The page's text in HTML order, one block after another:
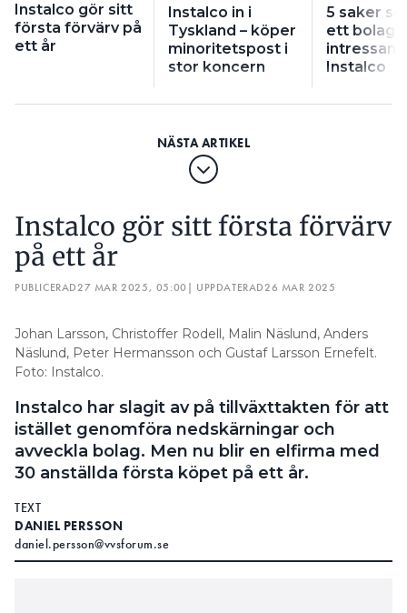
Instalco gör sitt
första förvärv på
ett år
Instalco in i
Tyskland – köper
minoritetspost i
stor koncern
5 saker
ett bolag
intressant
Instalco
Instalco gör sitt första förvärv
på ett år
PUBLICERAD27 MAR 2025, 05:00 | UPPDATERAD26 MAR 2025
Johan Larsson, Christoffer Rodell, Malin Näslund, Anders
Näslund, Peter Hermansson och Gustaf Larsson Ernefelt.
Foto: Instalco.
Instalco har slagit av på tillväxttakten för att
istället genomföra nedskärningar och
avveckla bolag. Men nu blir en elfirma med
30 anställda första köpet på ett år.
TEXT
DANIEL PERSSON
daniel.persson@vvsforum.se